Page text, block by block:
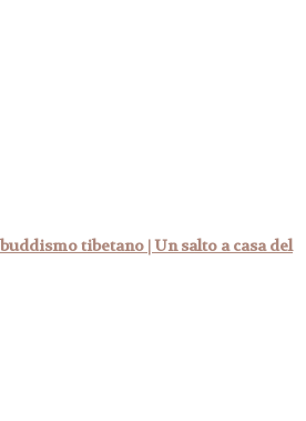
tibetano | Un salto a casa del